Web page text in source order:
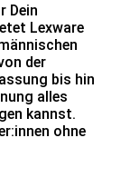
Dein
Lexware
der
bis hin
alles
kannst.
ohne